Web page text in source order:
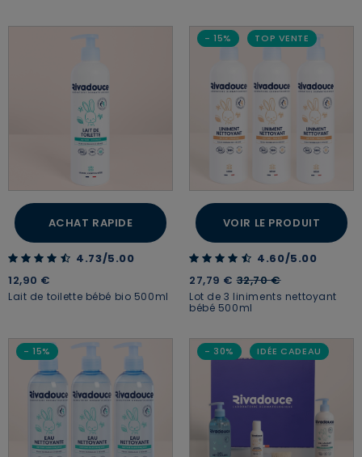
ACHAT RAPIDE
4.73 out of 5 Customer Rating
4.73/5.00
12,90 €
Lait de toilette bébé bio 500ml
- 15% TOP VENTE
VOIR LE PRODUIT
4.60 out of 5 Customer Rating
4.60/5.00
27,79 €Price reduced from
32,70 €to
Lot de 3 liniments nettoyant
bébé 500ml
- 15% - 30% IDÉE CADEAU